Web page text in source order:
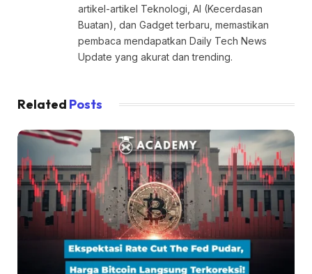
artikel-artikel Teknologi, AI (Kecerdasan
Buatan), dan Gadget terbaru, memastikan
pembaca mendapatkan Daily Tech News
Update yang akurat dan trending.
Related Posts